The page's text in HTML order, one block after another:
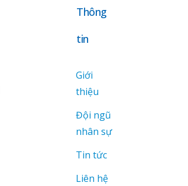
Thông
tin
Giới
thiệu
Đội ngũ
nhân sự
Tin tức
Liên hệ